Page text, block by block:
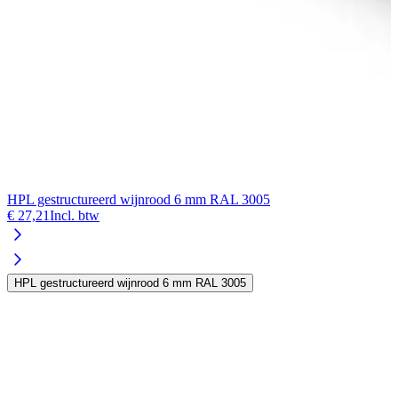
HPL gestructureerd wijnrood 6 mm RAL 3005
€ 27,21Incl. btw
HPL gestructureerd wijnrood 6 mm RAL 3005